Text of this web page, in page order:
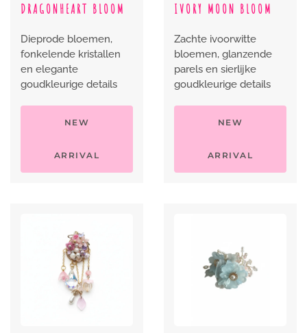
DRAGONHEART BLOOM
Dieprode bloemen,
fonkelende kristallen
en elegante
goudkleurige details
NEW
ARRIVAL
IVORY MOON BLOOM
Zachte ivoorwitte
bloemen, glanzende
parels en sierlijke
goudkleurige details
NEW
ARRIVAL